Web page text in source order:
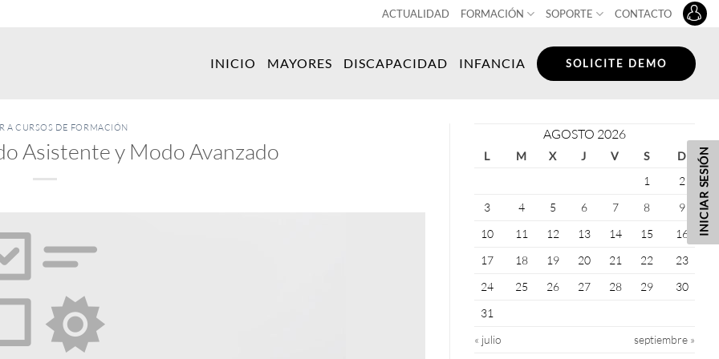
ACTUALIDAD FORMACIÓN SOPORTE CONTACTO
INICIO MAYORES DISCAPACIDAD INFANCIA SOLICITE DEMO
A CURSOS DE FORMACIÓN
Asistente y Modo Avanzado
AGOSTO 2026
L M X J V S
D
1
2
3
4 5 6 7 8
9
10
11 12 13 14 15
16
17
18 19 20 21 22
23
24
25 26 27 28 29
30
31
« julio
septiembre »
INICIAR SESIÓN